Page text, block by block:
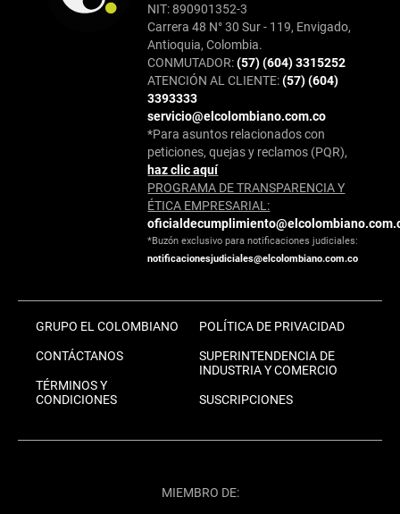
NIT: 890901352-3
Carrera 48 N° 30 Sur - 119, Envigado,
Antioquia, Colombia.
CONMUTADOR:(57) (604) 3315252
ATENCIÓN AL CLIENTE:(57) (604)
3393333
servicio@elcolombiano.com.co
*Para asuntos relacionados con
peticiones, quejas y reclamos (PQR),
haz clic aquí
PROGRAMA DE TRANSPARENCIA Y
ÉTICA EMPRESARIAL:
*Buzón exclusivo para notificaciones judiciales:
notificacionesjudiciales@elcolombiano.com.co
GRUPO EL COLOMBIANO
CONTÁCTANOS
TÉRMINOS Y
CONDICIONES
POLÍTICA DE PRIVACIDAD
SUPERINTENDENCIA DE
INDUSTRIA Y COMERCIO
SUSCRIPCIONES
MIEMBRO DE: